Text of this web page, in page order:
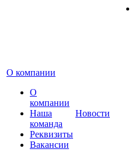
О компании
О
компании
Наша
команда
Реквизиты
Вакансии
Новости